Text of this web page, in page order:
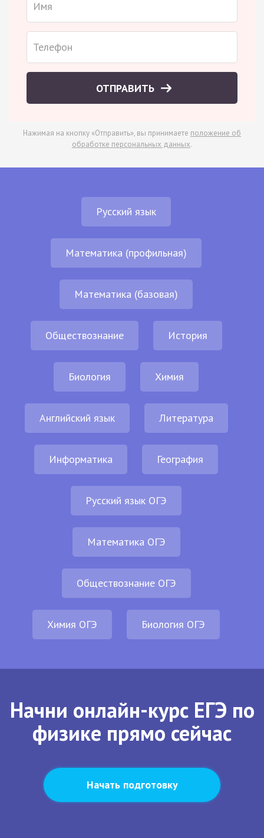
ОТПРАВИТЬ
Нажимая на кнопку «Отправить», вы принимаете положение об
обработке персональных данных.
Русский язык
Математика (профильная)
Математика (базовая)
Обществознание История
Биология Химия
Английский язык Литература
Информатика География
Русский язык ОГЭ
Математика ОГЭ
Обществознание ОГЭ
Химия ОГЭ Биология ОГЭ
Начни онлайн-курс ЕГЭ по
физике прямо сейчас
Начать подготовку